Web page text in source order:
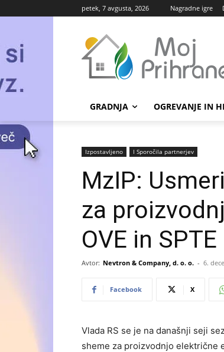
petek, 7 avgusta, 2026 Nagradne igre
GRADNJA OGREVANJE IN
Izpostavljeno Ι Sporočila partnerjev
MzIP:
za
OVE in SPTE
Avtor: Nevtron & Company, d. o. o. - 6.
Facebook X
Vlada RS se je na današnji seji
sheme za proizvodnjo električne